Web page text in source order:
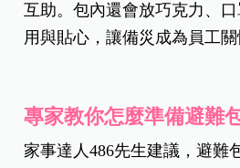
互助。包內還會放巧克力、
用與貼心，讓備災成為員工關
專家教你怎麼準備避難
家事達人486先生建議，避難